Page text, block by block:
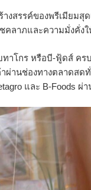
งสรรค์ของพรีเมียมสุด
คลาภและความมั่งคั่ง
ทาโกร หรือบี-ฟู้ดส์ คร
ผ่านช่องทางตลาดสดทั่
และ B-Foods ผ่